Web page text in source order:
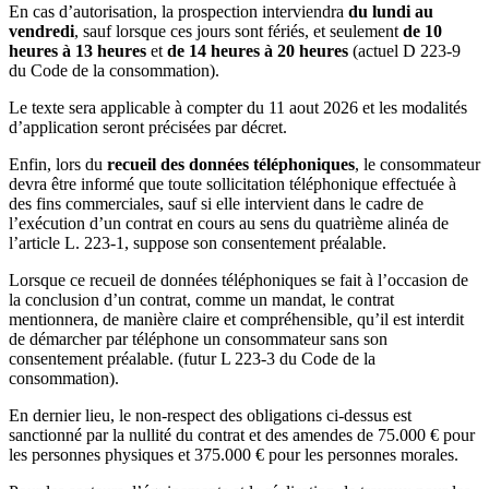
En cas d’autorisation, la prospection interviendra du lundi au
vendredi, sauf lorsque ces jours sont fériés, et seulement de 10
heures à 13 heures et de 14 heures à 20 heures (actuel D 223-9
du Code de la consommation).
Le texte sera applicable à compter du 11 aout 2026 et les modalités
d’application seront précisées par décret.
Enfin, lors du recueil des données téléphoniques, le consommateur
devra être informé que toute sollicitation téléphonique effectuée à
des fins commerciales, sauf si elle intervient dans le cadre de
l’exécution d’un contrat en cours au sens du quatrième alinéa de
l’article L. 223-1, suppose son consentement préalable.
Lorsque ce recueil de données téléphoniques se fait à l’occasion de
la conclusion d’un contrat, comme un mandat, le contrat
mentionnera, de manière claire et compréhensible, qu’il est interdit
de démarcher par téléphone un consommateur sans son
consentement préalable. (futur L 223-3 du Code de la
consommation).
En dernier lieu, le non-respect des obligations ci-dessus est
sanctionné par la nullité du contrat et des amendes de 75.000 € pour
les personnes physiques et 375.000 € pour les personnes morales.